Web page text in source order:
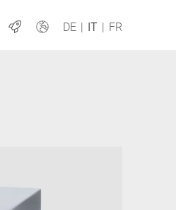
MyBizerba
Jobs DE | IT | FR